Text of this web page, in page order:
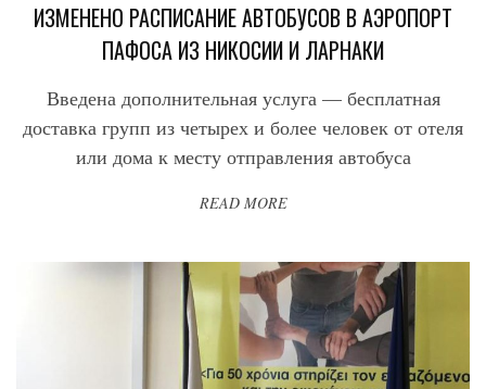
ИЗМЕНЕНО РАСПИСАНИЕ АВТОБУСОВ В АЭРОПОРТ
ПАФОСА ИЗ НИКОСИИ И ЛАРНАКИ
Введена дополнительная услуга — бесплатная
доставка групп из четырех и более человек от отеля
или дома к месту отправления автобуса
READ MORE